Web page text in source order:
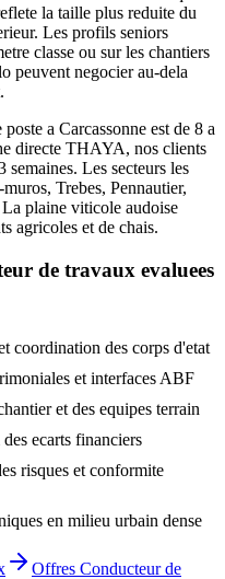
la taille plus reduite du
Les profils seniors
classe ou sur les chantiers
peuvent negocier au-dela
a Carcassonne est de 8 a
directe THAYA, nos clients
Les secteurs les
Trebes, Pennautier,
plaine viticole audoise
agricoles et de chais.
de travaux evaluees
coordination des corps d'etat
et interfaces ABF
et des equipes terrain
ecarts financiers
risques et conformite
en milieu urbain dense
Offres Conducteur de